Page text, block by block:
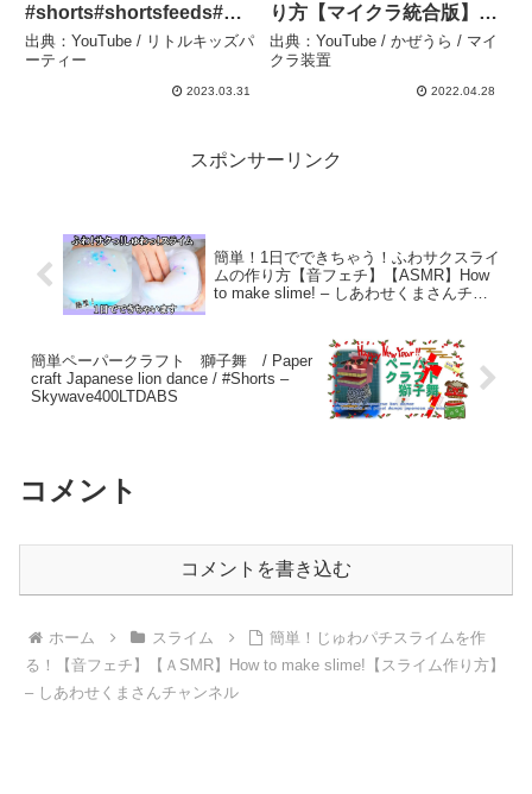
#shorts#shortsfeeds#ナ
ノテープ#nanotape#스퀴
시#실리콘테이프 #スライ
ム#slime#作り方#diytoys
出典：YouTube / リトルキッズパ
ーティー
2023.03.31
り方【マイクラ統合版】
1.19+ – かぜうら / マイク
ラ装置
出典：YouTube / かぜうら / マイ
クラ装置
2022.04.28
スポンサーリンク
簡単！1日でできちゃう！ふわサクスライ
ムの作り方【音フェチ】【ASMR】How
to make slime! – しあわせくまさんチャ
簡単ペーパークラフト 獅子舞 / Paper
craft Japanese lion dance / #Shorts –
Skywave400LTDABS
コメント
コメントを書き込む
ホーム スライム
簡単！じゅわパチスライムを作
る！【音フェチ】【ＡSMR】How to make slime!【スライム作り方】
– しあわせくまさんチャンネル